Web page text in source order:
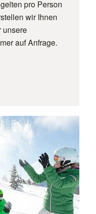
pro Person
wir Ihnen
unsere
auf Anfrage.